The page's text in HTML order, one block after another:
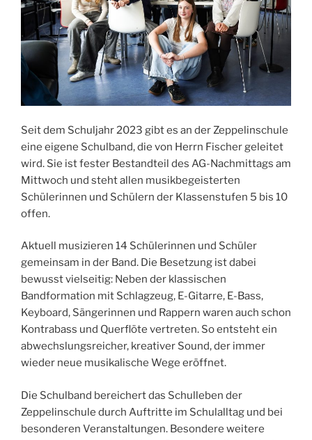
Seit dem Schuljahr 2023 gibt es an der Zeppelinschule
eine eigene Schulband, die von Herrn Fischer geleitet
wird. Sie ist fester Bestandteil des AG-Nachmittags am
Mittwoch und steht allen musikbegeisterten
Schülerinnen und Schülern der Klassenstufen 5 bis 10
offen.
Aktuell musizieren 14 Schülerinnen und Schüler
gemeinsam in der Band. Die Besetzung ist dabei
bewusst vielseitig: Neben der klassischen
Bandformation mit Schlagzeug, E-Gitarre, E-Bass,
Keyboard, Sängerinnen und Rappern waren auch schon
Kontrabass und Querflöte vertreten. So entsteht ein
abwechslungsreicher, kreativer Sound, der immer
wieder neue musikalische Wege eröffnet.
Die Schulband bereichert das Schulleben der
Zeppelinschule durch Auftritte im Schulalltag und bei
besonderen Veranstaltungen. Besondere weitere